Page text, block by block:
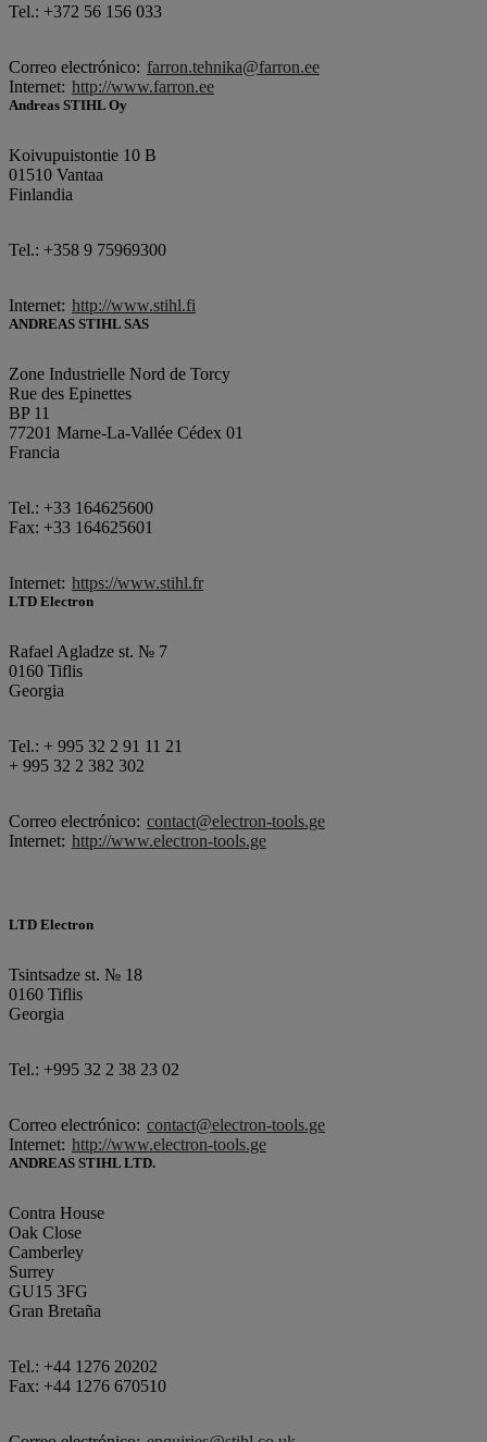
Tel.: +372 56 156 033
Correo electrónico: farron.tehnika@farron.ee
Internet: http://www.farron.ee
Andreas STIHL Oy
Koivupuistontie 10 B
01510 Vantaa
Finlandia
Tel.: +358 9 75969300
Internet: http://www.stihl.fi
ANDREAS STIHL SAS
Zone Industrielle Nord de Torcy
Rue des Epinettes
BP 11
77201 Marne-La-Vallée Cédex 01
Francia
Tel.: +33 164625600
Fax: +33 164625601
Internet: https://www.stihl.fr
LTD Electron
Rafael Agladze st. № 7
0160 Tiflis
Georgia
Tel.: + 995 32 2 91 11 21
+ 995 32 2 382 302
Correo electrónico: contact@electron-tools.ge
Internet: http://www.electron-tools.ge
LTD Electron
Tsintsadze st. № 18
0160 Tiflis
Georgia
Tel.: +995 32 2 38 23 02
Correo electrónico: contact@electron-tools.ge
Internet: http://www.electron-tools.ge
ANDREAS STIHL LTD.
Contra House
Oak Close
Camberley
Surrey
GU15 3FG
Gran Bretaña
Tel.: +44 1276 20202
Fax: +44 1276 670510